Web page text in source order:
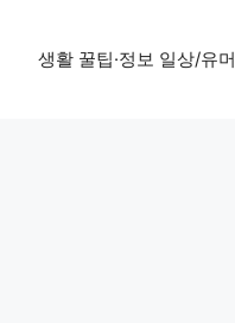
생활 꿀팁·정보 일상/유머